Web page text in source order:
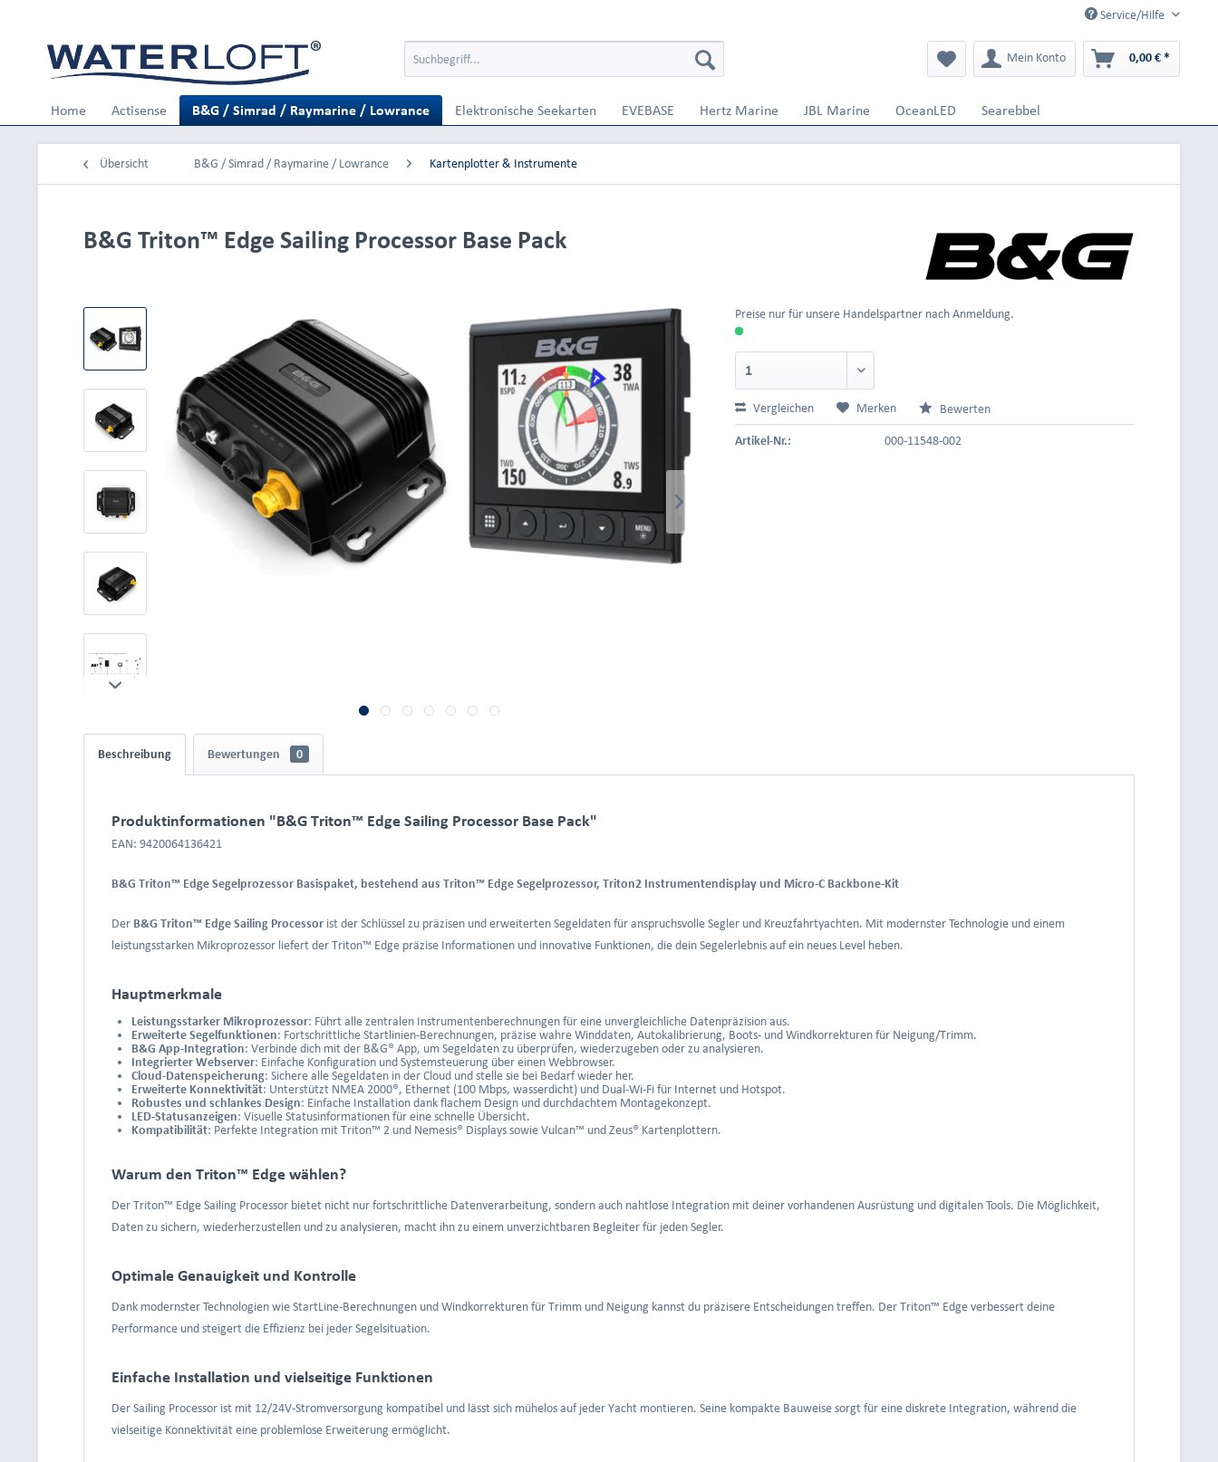
Service/Hilfe
Mein Konto 0,00 € *
Home Actisense B&G / Simrad / Raymarine / Lowrance Elektronische Seekarten EVEBASE Hertz Marine JBL Marine OceanLED Searebbel
Übersicht B&G / Simrad / Raymarine / Lowrance Kartenplotter & Instrumente
B&G Triton™ Edge Sailing Processor Base Pack
Preise nur für unsere Handelspartner nach Anmeldung.
Vergleichen Merken Bewerten
Artikel-Nr.: 000-11548-002
Beschreibung Bewertungen 0
Produktinformationen "B&G Triton™ Edge Sailing Processor Base Pack"
EAN: 9420064136421
B&G Triton™ Edge Segelprozessor Basispaket, bestehend aus Triton™ Edge Segelprozessor, Triton2 Instrumentendisplay und Micro-C Backbone-Kit
Der B&G Triton™ Edge Sailing Processor ist der Schlüssel zu präzisen und erweiterten Segeldaten für anspruchsvolle Segler und Kreuzfahrtyachten. Mit modernster Technologie und einem
leistungsstarken Mikroprozessor liefert der Triton™ Edge präzise Informationen und innovative Funktionen, die dein Segelerlebnis auf ein neues Level heben.
Hauptmerkmale
Leistungsstarker Mikroprozessor: Führt alle zentralen Instrumentenberechnungen für eine unvergleichliche Datenpräzision aus.
Erweiterte Segelfunktionen: Fortschrittliche Startlinien-Berechnungen, präzise wahre Winddaten, Autokalibrierung, Boots- und Windkorrekturen für Neigung/Trimm.
B&G App-Integration: Verbinde dich mit der B&G® App, um Segeldaten zu überprüfen, wiederzugeben oder zu analysieren.
Integrierter Webserver: Einfache Konfiguration und Systemsteuerung über einen Webbrowser.
Cloud-Datenspeicherung: Sichere alle Segeldaten in der Cloud und stelle sie bei Bedarf wieder her.
Erweiterte Konnektivität: Unterstützt NMEA 2000®, Ethernet (100 Mbps, wasserdicht) und Dual-Wi-Fi für Internet und Hotspot.
Robustes und schlankes Design: Einfache Installation dank flachem Design und durchdachtem Montagekonzept.
LED-Statusanzeigen: Visuelle Statusinformationen für eine schnelle Übersicht.
Kompatibilität: Perfekte Integration mit Triton™ 2 und Nemesis® Displays sowie Vulcan™ und Zeus® Kartenplottern.
Warum den Triton™ Edge wählen?
Der Triton™ Edge Sailing Processor bietet nicht nur fortschrittliche Datenverarbeitung, sondern auch nahtlose Integration mit deiner vorhandenen Ausrüstung und digitalen Tools. Die Möglichkeit,
Daten zu sichern, wiederherzustellen und zu analysieren, macht ihn zu einem unverzichtbaren Begleiter für jeden Segler.
Optimale Genauigkeit und Kontrolle
Dank modernster Technologien wie StartLine-Berechnungen und Windkorrekturen für Trimm und Neigung kannst du präzisere Entscheidungen treffen. Der Triton™ Edge verbessert deine
Performance und steigert die Effizienz bei jeder Segelsituation.
Einfache Installation und vielseitige Funktionen
Der Sailing Processor ist mit 12/24V-Stromversorgung kompatibel und lässt sich mühelos auf jeder Yacht montieren. Seine kompakte Bauweise sorgt für eine diskrete Integration, während die
vielseitige Konnektivität eine problemlose Erweiterung ermöglicht.